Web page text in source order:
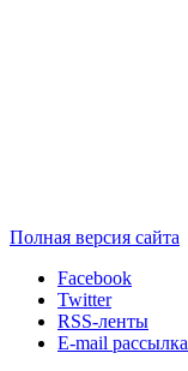
Полная версия сайта
Facebook
Twitter
RSS-ленты
E-mail рассылка